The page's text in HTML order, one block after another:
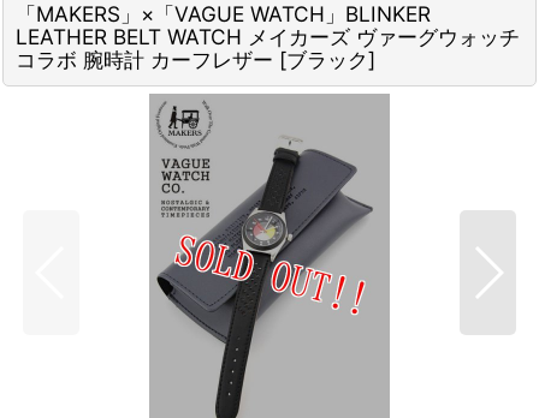
「MAKERS」×「VAGUE WATCH」BLINKER
LEATHER BELT WATCH メイカーズ ヴァーグウォッチ
コラボ 腕時計 カーフレザー [ブラック]